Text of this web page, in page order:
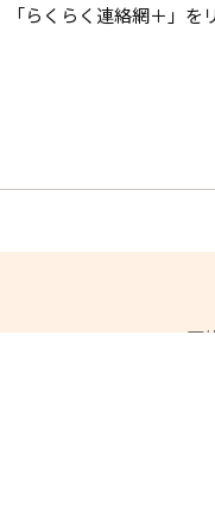
「らくらく連絡網＋」を
団